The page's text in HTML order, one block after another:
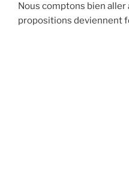
Nous comptons bien aller
propositions deviennent